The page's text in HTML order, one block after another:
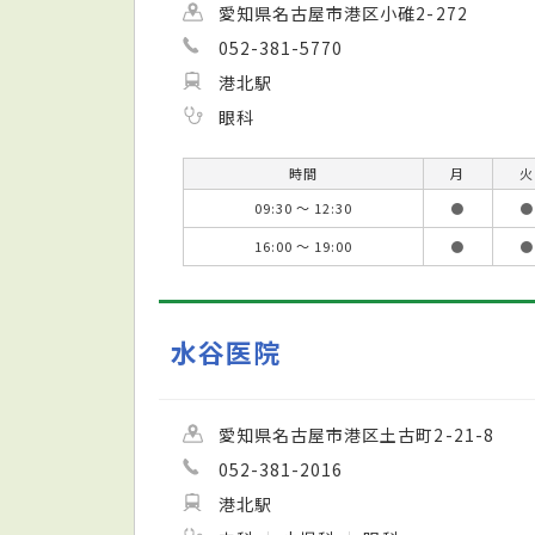
愛知県名古屋市港区小碓2-272
052-381-5770
港北駅
眼科
時間 月 火
09:30 ～ 12:30
● ●
16:00 ～ 19:00
● ●
水谷医院
愛知県名古屋市港区土古町2-21-8
052-381-2016
港北駅